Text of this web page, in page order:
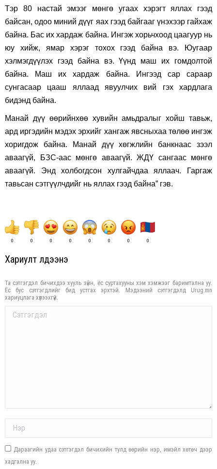
Тэр 80 настай эмээг мөнгө угаах хэрэгт яллах гээд
байсан, одоо миний дүүг яах гээд байгааг үнэхээр гайхаж
байна. Бас их хардаж байна. Ингэж хорьчхоод цаагуур нь
юу хийж, ямар хэрэг тохох гээд байна вэ. Юугаар
хэлмэгдүүлэх гээд байна вэ. Үүнд маш их гомдолтой
байна. Маш их хардаж байна. Ингээд сар сараар
сунгасаар цааш яллаад явуулчих вий гэх хардлага
бидэнд байна.
Манай дүү өөрийнхөө хувийн амьдралыг хойш тавьж,
ард иргэдийн мэдэх эрхийг хангаж явсныхаа төлөө ингэж
хоригдож байна. Манай дүү хөгжлийн банкнаас зээл
аваагүй, БЗС-аас мөнгө аваагүй. ЖДҮ сангаас мөнгө
аваагүй. Энд холбогдсон хулгайчдаа яллаач. Гаргаж
тавьсан сэтгүүлчдийг нь яллах гээд байна” гэв.
0 0 0 0 0 0 0 0
Хариулт үлдээнэ үү
Та сэтгэгдэл бичихдээ хууль зүйн, ёс суртахууны хэм хэмжээг баримтална уу.
Ёс бус сэтгэгдлийг бид устгах эрхтэй. Мэдээний сэтгэгдэлд Urug.mn
хариуцлага хүлээхгүй.
Comment
Дараагийн удаа сэтгэгдэл бичихийн тулд өөрийн нэр, имэйл хөтөч дээр
хадгална уу.